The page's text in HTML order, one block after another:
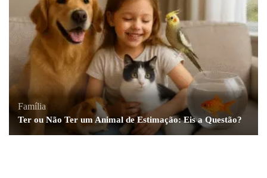
Família
Ter ou Não Ter um Animal de Estimação: Eis a Questão?